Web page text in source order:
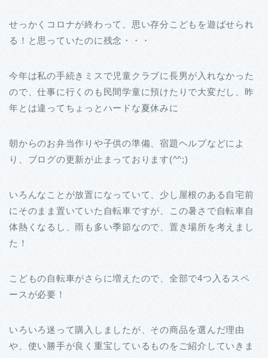
せっかくコロナが終わって、思い存分こどもを遊ばせられ
る！と思っていたのに残念・・・
今年は私の手続きミスで児童クラブに長男が入れなかった
ので、仕事に行くのも民間学童に預けたりで大変だし、昨
年とは違ってちょっとハードな夏休みに
朝からのお弁当作りや子供の準備、宿題ヘルプなどによ
り、ブログの更新が止まっております(^^;)
いろんなことが放置になっていて、少し屋根のある自宅前
にそのまま置いていた自転車ですが、この暑さで自転車自
体熱くなるし、雨も多い季節なので、置き場所を考えまし
た！
こどもの自転車がさらに増えたので、全部で4つ入るスペ
ースが必要！
いろいろ迷って購入しましたが、その商品を選んだ理由
や、使い勝手が良く重宝しているものをご紹介していきま